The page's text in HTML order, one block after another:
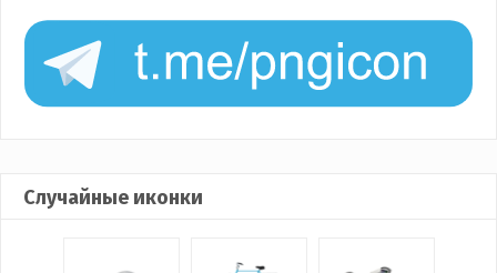
Случайные иконки